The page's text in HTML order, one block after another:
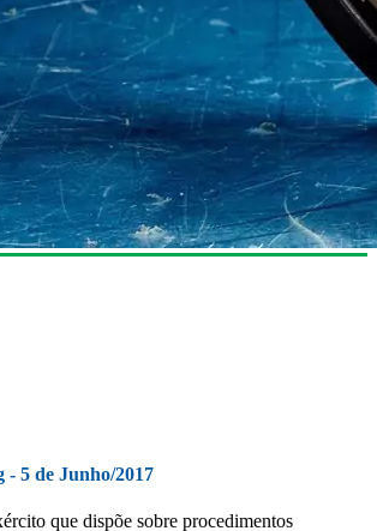
- 5 de Junho/2017
que dispõe sobre procedimentos